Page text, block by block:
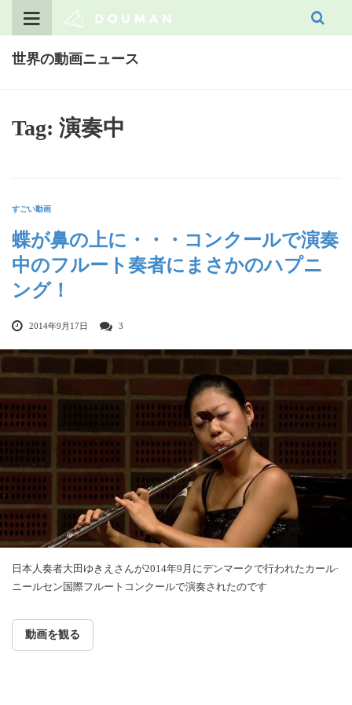
世界の動画ニュース
Tag: 演奏中
すごい動画
蝶が鼻の上に・・・コンクールで演奏
中のフルート奏者にまさかのハプニ
ング！
2014年9月17日 3
日本人奏者大田ゆきえさんが2014年9月にデンマークで行われたカール·
ニールセン国際フルートコンクールで演奏されたのです
動画を観る